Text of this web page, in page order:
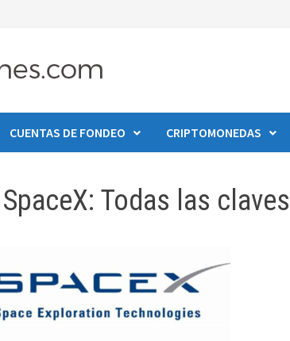
CUENTAS DE FONDEO CRIPTOMONEDAS
Todas las claves